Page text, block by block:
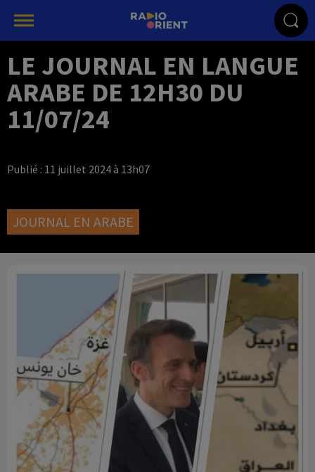
LE JOURNAL EN LANGUE
ARABE DE 12H30 DU
11/07/24
Publié : 11 juillet 2024 à 13h07
JOURNAL EN ARABE